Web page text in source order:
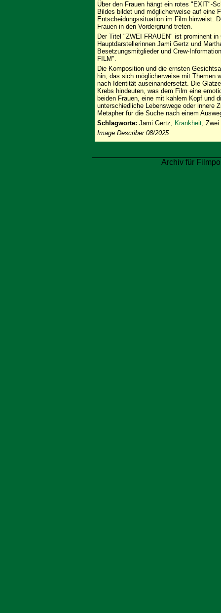
Über den Frauen hängt ein rotes "EXIT"-
Bildes bildet und möglicherweise auf eine
Entscheidungssituation im Film hinweist.
Frauen in den Vordergrund treten.
Der Titel "ZWEI FRAUEN" ist prominent
Hauptdarstellerinnen Jami Gertz und
Besetzungsmitglieder und Crew-
FILM".
Die Komposition und die ernsten
hin, das sich möglicherweise mit Themen
nach Identität auseinandersetzt. Die
Krebs hindeuten, was dem Film eine
beiden Frauen, eine mit kahlem Kopf und
unterschiedliche Lebenswege oder innere
Metapher für die Suche nach einem
Schlagworte: Jami Gertz, Krankheit,
Image Describer 08/2025
Archiv für